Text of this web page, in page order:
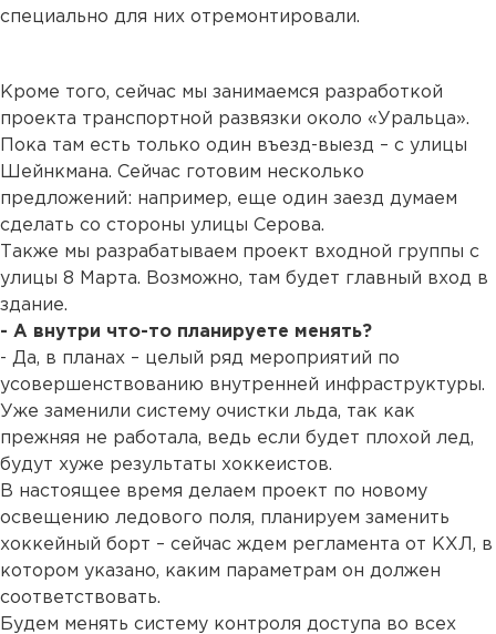
специально для них отремонтировали.
Кроме того, сейчас мы занимаемся разработкой
проекта транспортной развязки около «Уральца».
Пока там есть только один въезд-выезд – с улицы
Шейнкмана. Сейчас готовим несколько
предложений: например, еще один заезд думаем
сделать со стороны улицы Серова.
Также мы разрабатываем проект входной группы с
улицы 8 Марта. Возможно, там будет главный вход в
здание.
- А внутри что-то планируете менять?
- Да, в планах – целый ряд мероприятий по
усовершенствованию внутренней инфраструктуры.
Уже заменили систему очистки льда, так как
прежняя не работала, ведь если будет плохой лед,
будут хуже результаты хоккеистов.
В настоящее время делаем проект по новому
освещению ледового поля, планируем заменить
хоккейный борт – сейчас ждем регламента от КХЛ, в
котором указано, каким параметрам он должен
соответствовать.
Будем менять систему контроля доступа во всех